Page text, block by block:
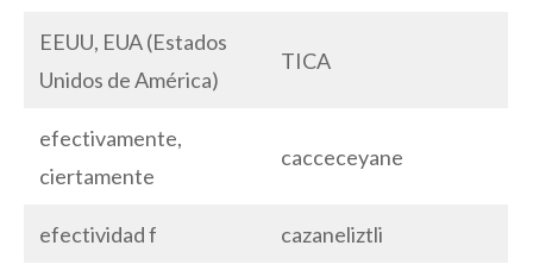
EEUU, EUA (Estados
Unidos de América)
TICA
efectivamente,
ciertamente
cacceceyane
efectividad f cazaneliztli